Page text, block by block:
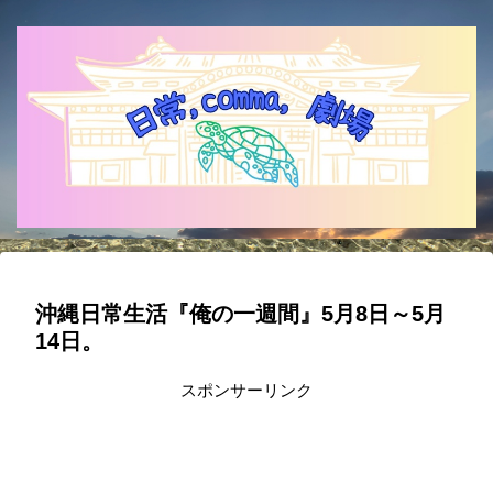
沖縄日常生活『俺の一週間』5月8日～5月
14日。
スポンサーリンク